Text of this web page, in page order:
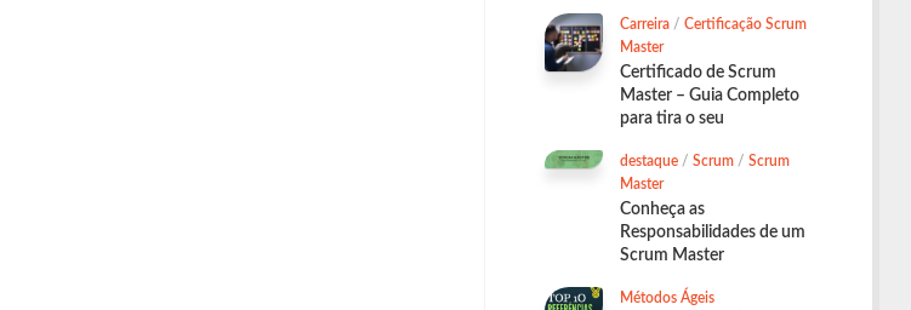
Carreira / Certificação Scrum
Master
Certificado de Scrum
Master – Guia Completo
para tira o seu
destaque / Scrum / Scrum
Master
Conheça as
Responsabilidades de um
Scrum Master
Métodos Ágeis